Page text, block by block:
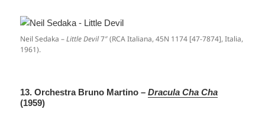
Neil Sedaka –Little Devil7″ (RCA Italiana, 45N 1174 [47-7874], Italia,
1961).
13. Orchestra Bruno Martino –Dracula Cha Cha
(1959)